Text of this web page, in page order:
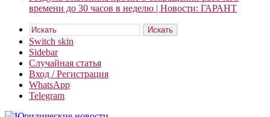
времени до 30 часов в неделю | Новости: ГАРАНТ
Искать
Switch skin
Sidebar
Случайная статья
Вход / Регистрация
WhatsApp
Telegram